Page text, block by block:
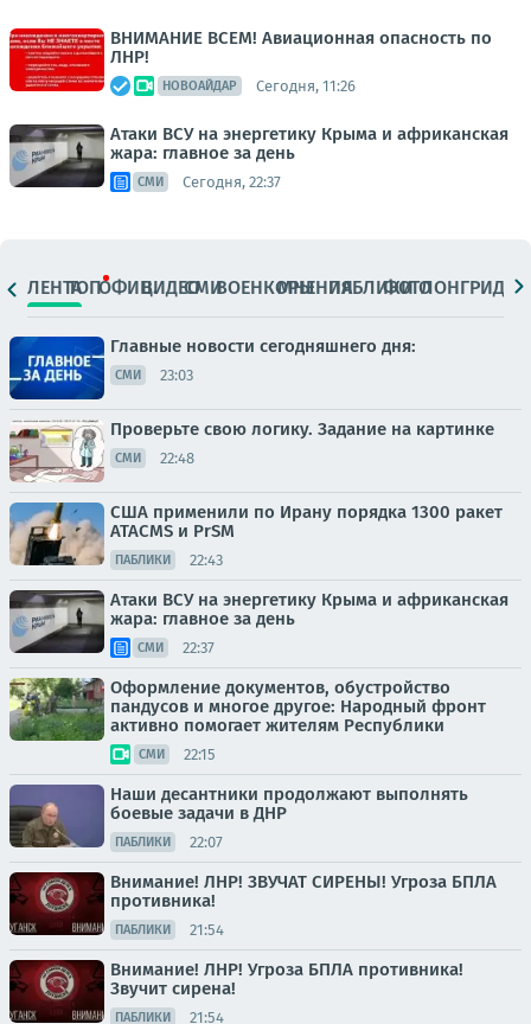
ВНИМАНИЕ ВСЕМ! Авиационная опасность по
ЛНР!
НОВОАЙДАР Сегодня, 11:26
Атаки ВСУ на энергетику Крыма и африканская
жара: главное за день
СМИ Сегодня, 22:37
ЛЕНТАТОПОФИЦ.ВИДЕОСМИВОЕНКОРЫМНЕНИЯПАБЛИКИ
ФОТОЛОНГРИДЫ
Главные новости сегодняшнего дня:
СМИ 23:03
Проверьте свою логику. Задание на картинке
СМИ 22:48
США применили по Ирану порядка 1300 ракет
ATACMS и PrSM
ПАБЛИКИ 22:43
Атаки ВСУ на энергетику Крыма и африканская
жара: главное за день
СМИ 22:37
Оформление документов, обустройство
пандусов и многое другое: Народный фронт
активно помогает жителям Республики
СМИ 22:15
Наши десантники продолжают выполнять
боевые задачи в ДНР
ПАБЛИКИ 22:07
Внимание! ЛНР! ЗВУЧАТ СИРЕНЫ! Угроза БПЛА
противника!
ПАБЛИКИ 21:54
Внимание! ЛНР! Угроза БПЛА противника!
Звучит сирена!
ПАБЛИКИ 21:54